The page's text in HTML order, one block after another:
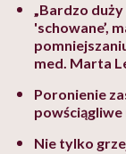
„Bardzo
'schowane’,
med. Marta
Poronienie
Nie tylko